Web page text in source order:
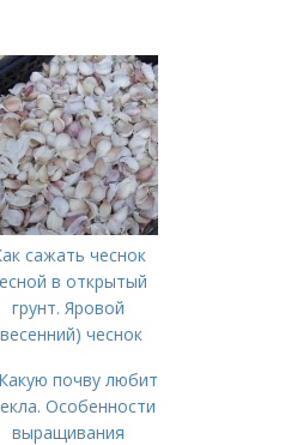
сажать чеснок
в открытый
грунт. Яровой
чеснок